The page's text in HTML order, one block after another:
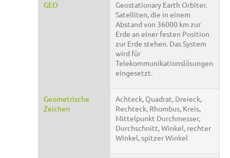
GEO
Geostationary Earth Orbiter.
Satelliten, die in einem
Abstand von 36000 km zur
Erde an einer festen Position
zur Erde stehen. Das System
wird für
Telekommunikationslösungen
eingesetzt.
Geometrische
Zeichen
Achteck, Quadrat, Dreieck,
Rechteck, Rhombus, Kreis,
Mittelpunkt Durchmesser,
Durchschnitt, Winkel, rechter
Winkel, spitzer Winkel